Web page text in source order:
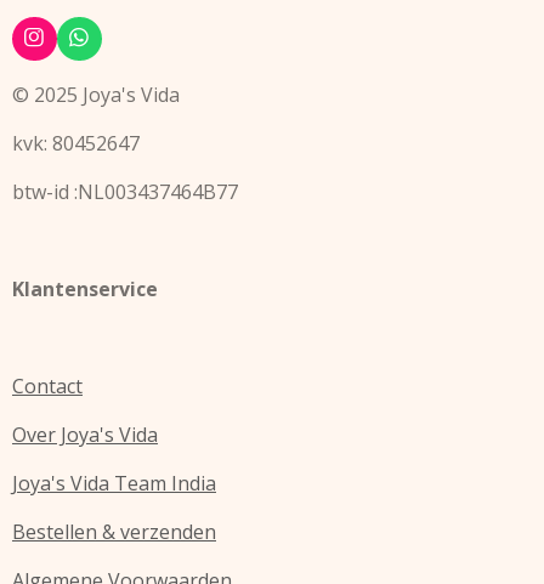
I
n
s
t
g
m
W
h
a
t
A
p
© 2025 Joya's Vida
kvk: 80452647
btw-id :NL003437464B77
Klantenservice
Contact
Over Joya's Vida
Joya's Vida Team India
Bestellen & verzenden